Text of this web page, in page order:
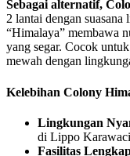
Sebagai alternatif,
2 lantai dengan
“Himalaya” membawa
yang segar. Cocok
mewah dengan
Kelebihan Colony
Lingkungan
di Lippo
Fasilitas